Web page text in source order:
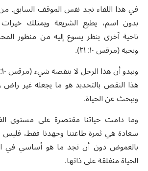
في هذا اللقاء نجد نفس الموقف السابق. من
بدون اسم، يطيع الشريعة ويمتلك
ناحية آخرى ينظر يسوع إليه من منظور
ويحبه (مرقس ١٠: ٢١).
هذا النقص بالتحديد هو ما يجعله غير
ويبحث عن الحياة.
وما دامت حياتنا مقتصرة على مستوى
سعادة هي ثمرة طاعتنا وجهدنا فقط، فليس
بالغموض دون أن تجد ما هو أساسي في
الحياة منغلقة على ذاتها.